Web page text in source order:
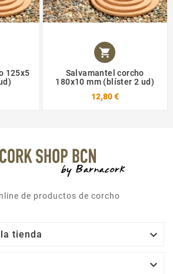
125x5

Salvamantel corcho
180x10 mm (blíster 2 ud)
12,80 €
de productos de corcho
tienda 
